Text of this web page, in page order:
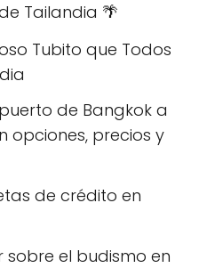
Tailandia 🌴
Tubito que Todos
de Bangkok a
opciones, precios y
de crédito en
sobre el budismo en